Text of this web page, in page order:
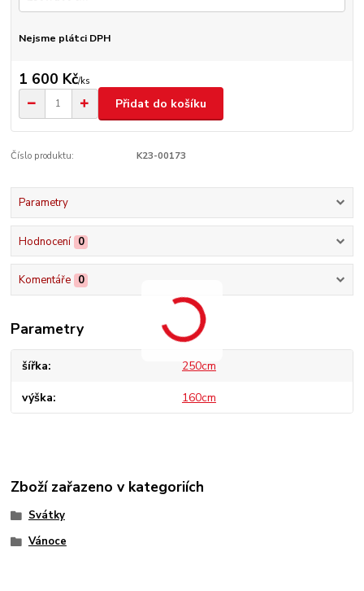
Nejsme plátci DPH
1 600 Kč/ks
Přidat do košíku
Číslo produktu: K23-00173
Parametry
Hodnocení 0
Komentáře 0
Parametry
šířka 250cm
výška 160cm
Zboží zařazeno v kategoriích
Svátky
Vánoce